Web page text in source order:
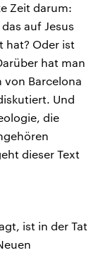
Zeit darum:
auf Jesus
hat? Oder ist
hat man
Barcelona
Und
die
dieser Text
ist in der Tat